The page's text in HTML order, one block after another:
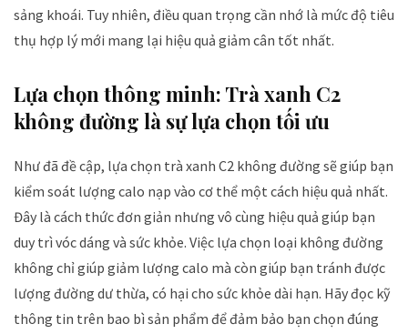
sảng khoái. Tuy nhiên, điều quan trọng cần nhớ là mức độ tiêu
thụ hợp lý mới mang lại hiệu quả giảm cân tốt nhất.
Lựa chọn thông minh: Trà xanh C2
không đường là sự lựa chọn tối ưu
Như đã đề cập, lựa chọn trà xanh C2 không đường sẽ giúp bạn
kiểm soát lượng calo nạp vào cơ thể một cách hiệu quả nhất.
Đây là cách thức đơn giản nhưng vô cùng hiệu quả giúp bạn
duy trì vóc dáng và sức khỏe. Việc lựa chọn loại không đường
không chỉ giúp giảm lượng calo mà còn giúp bạn tránh được
lượng đường dư thừa, có hại cho sức khỏe dài hạn. Hãy đọc kỹ
thông tin trên bao bì sản phẩm để đảm bảo bạn chọn đúng